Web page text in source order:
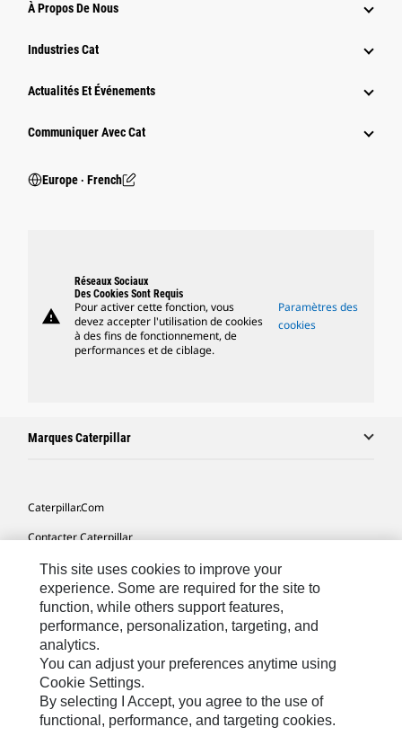
À Propos De Nous
Industries Cat
Actualités Et Événements
Communiquer Avec Cat
Europe ‧ French
warning
Réseaux Sociaux
Des Cookies Sont Requis
Pour activer cette fonction, vous
devez accepter l'utilisation de cookies
à des fins de fonctionnement, de
performances et de ciblage.
Paramètres des
cookies
Marques Caterpillar
Caterpillar.com
Contacter Caterpillar
Mes Préférences Marketing
Plan Du Site
Cookie Settings
Légales
Confidentialité
This site uses cookies to improve your
experience. Some are required for the site to
function, while others support features,
performance, personalization, targeting, and
analytics.
You can adjust your preferences anytime using
Cookie Settings.
By selecting I Accept, you agree to the use of
functional, performance, and targeting cookies.